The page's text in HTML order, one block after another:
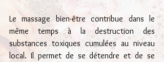
Le massage bien-être contribue dans le
même temps à la destruction des
substances toxiques cumulées au niveau
local. Il permet de se détendre et de se